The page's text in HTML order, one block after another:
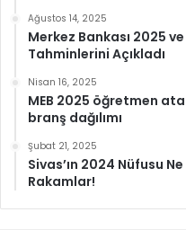
Ağustos 14, 2025
Merkez Bankası 2025 ve
Tahminlerini Açıkladı
Nisan 16, 2025
MEB 2025 öğretmen
branş dağılımı
Şubat 21, 2025
Sivas’ın 2024 Nüfusu
Rakamlar!